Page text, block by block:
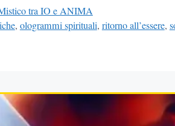
tra IO e ANIMA
, ologrammi spirituali, ritorno all’essere,